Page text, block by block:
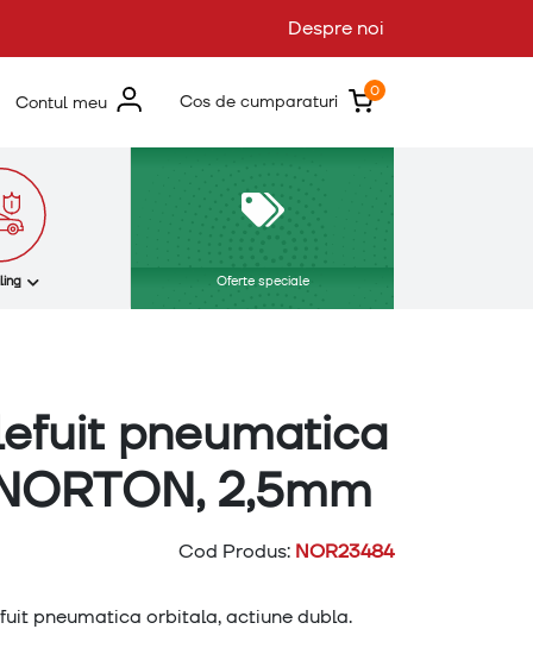
Despre noi
Contul meu Cos de cumparaturi 0
Oferte speciale
pneumatica
2,5mm
Cod Produs: NOR23484
pneumatica orbitala, actiune dubla.